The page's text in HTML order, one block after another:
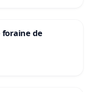
foraine de